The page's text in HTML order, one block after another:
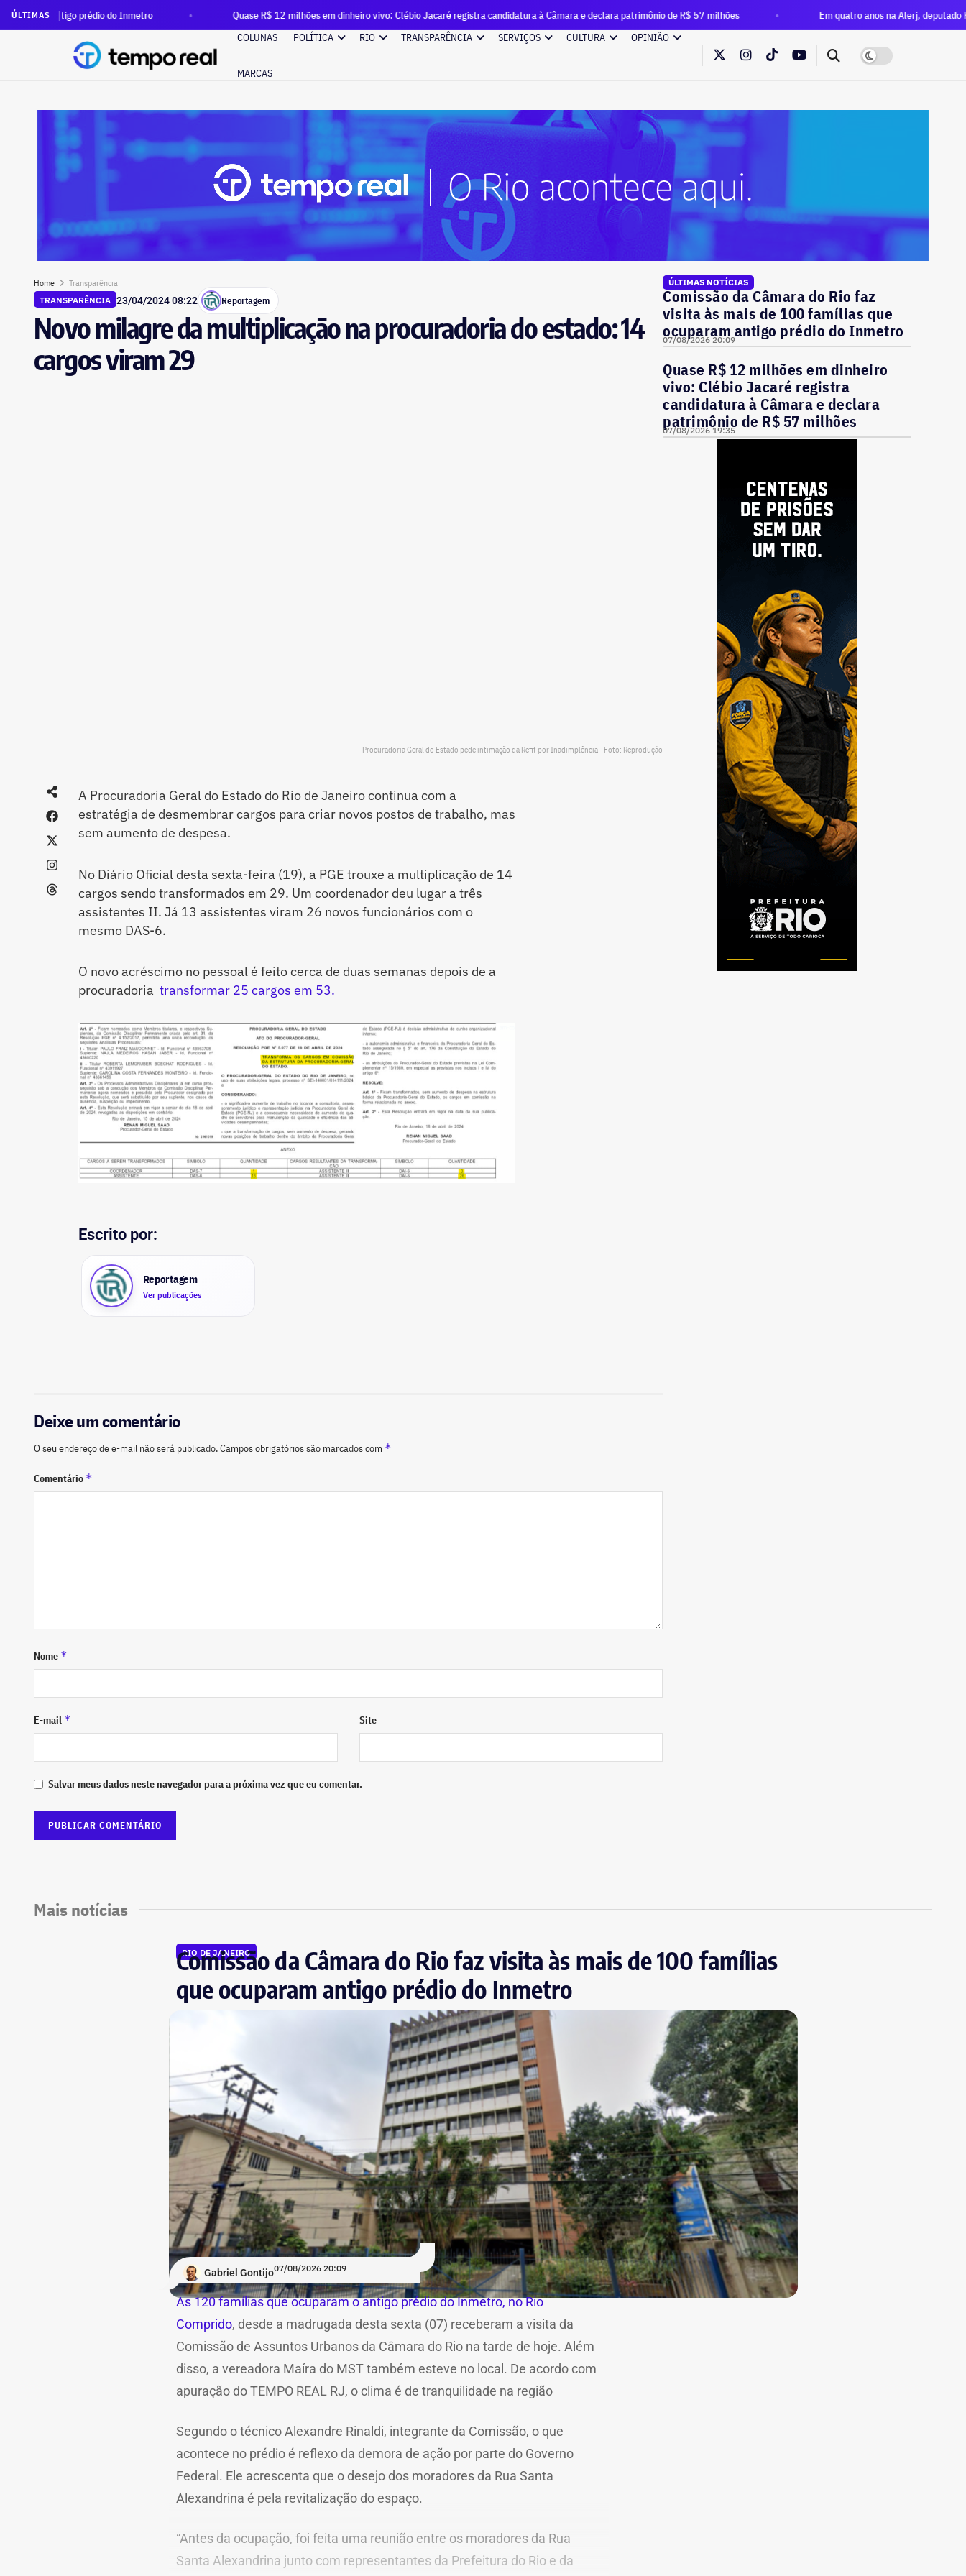
ÚLTIMAS
prédio do Inmetro Quase R$ 12 milhões em dinheiro vivo: Clébio Jacaré registra candidatura à Câmara e declara patrimônio de R$ 57 milhões
Em quatro anos na Alerj, deputado Rafael Nobre
COLUNAS
POLÍTICA RIO TRANSPARÊNCIA SERVIÇOS CULTURA OPINIÃO
MARCAS
Home
Transparência
TRANSPARÊNCIA 23/04/2024 08:22 Reportagem
Novo milagre da multiplicação na procuradoria do estado: 14
cargos viram 29
Procuradoria Geral do Estado pede intimação da Refit por Inadimplência - Foto: Reprodução
A Procuradoria Geral do Estado do Rio de Janeiro continua com a
estratégia de desmembrar cargos para criar novos postos de trabalho, mas
sem aumento de despesa.
No Diário Oficial desta sexta-feira (19), a PGE trouxe a multiplicação de 14
cargos sendo transformados em 29. Um coordenador deu lugar a três
assistentes II. Já 13 assistentes viram 26 novos funcionários com o
mesmo DAS-6.
O novo acréscimo no pessoal é feito cerca de duas semanas depois de a
procuradoria transformar 25 cargos em 53.
Escrito por:
Reportagem
Ver publicações
ÚLTIMAS NOTÍCIAS
Comissão da Câmara do Rio faz
visita às mais de 100 famílias que
ocuparam antigo prédio do Inmetro
07/08/2026 20:09
Quase R$ 12 milhões em dinheiro
vivo: Clébio Jacaré registra
candidatura à Câmara e declara
patrimônio de R$ 57 milhões
07/08/2026 19:35
Deixe um comentário
O seu endereço de e-mail não será publicado.Campos obrigatórios são marcados com *
Comentário *
Nome *
E-mail * Site
Salvar meus dados neste navegador para a próxima vez que eu comentar.
Mais notícias
RIO DE JANEIRO
Comissão da Câmara do Rio faz visita às mais de 100 famílias
que ocuparam antigo prédio do Inmetro
Gabriel Gontijo07/08/2026 20:09
As 120 famílias que ocuparam o antigo prédio do Inmetro, no Rio
Comprido, desde a madrugada desta sexta (07) receberam a visita da
Comissão de Assuntos Urbanos da Câmara do Rio na tarde de hoje. Além
disso, a vereadora Maíra do MST também esteve no local. De acordo com
apuração do TEMPO REAL RJ, o clima é de tranquilidade na região
Segundo o técnico Alexandre Rinaldi, integrante da Comissão, o que
acontece no prédio é reflexo da demora de ação por parte do Governo
Federal. Ele acrescenta que o desejo dos moradores da Rua Santa
Alexandrina é pela revitalização do espaço.
“Antes da ocupação, foi feita uma reunião entre os moradores da Rua
Santa Alexandrina junto com representantes da Prefeitura do Rio e da